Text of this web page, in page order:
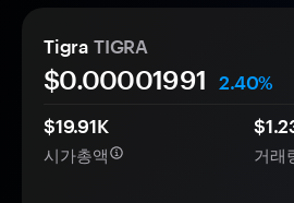
Tigra TIGRA
$0.00001991
2.40%
$19.91K
시가총액 거래